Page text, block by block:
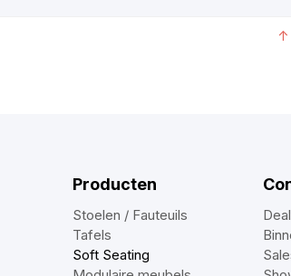
↑
Producten
Stoelen / Fauteuils
Tafels
Soft Seating